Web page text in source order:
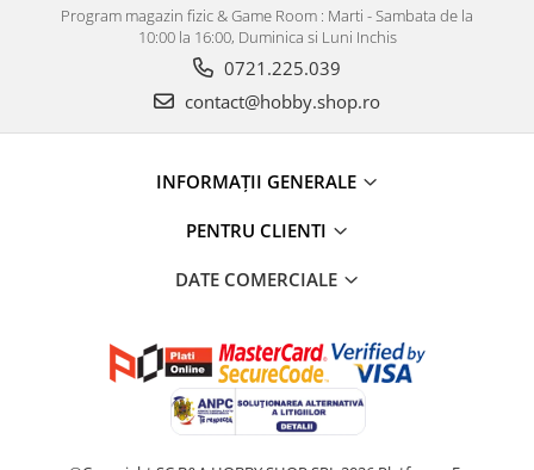
Program magazin fizic & Game Room : Marti - Sambata de la
10:00 la 16:00, Duminica si Luni Inchis
0721.225.039
contact@hobby.shop.ro
INFORMAŢII GENERALE
PENTRU CLIENTI
DATE COMERCIALE